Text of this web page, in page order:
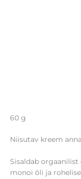
60 g
Niisutav kreem
Sisaldab orgaanilist
monoi õli ja